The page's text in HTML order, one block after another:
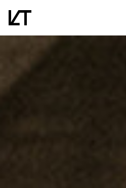
Zum Hauptinhalt springen